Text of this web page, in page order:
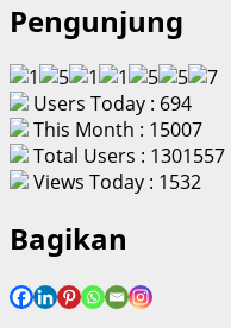
Pengunjung
Users Today : 694
This Month : 15007
Total Users : 1301557
Views Today : 1532
Bagikan